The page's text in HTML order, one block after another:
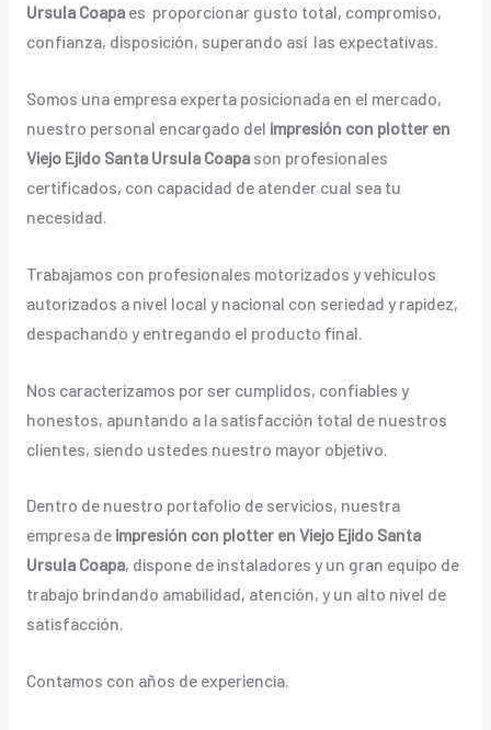
Ursula Coapaes proporcionar gusto total, compromiso,
confianza, disposición, superando así las expectativas.
Somos una empresa experta posicionada en el mercado,
nuestro personal encargado del impresión con plotter en
Viejo Ejido Santa Ursula Coapason profesionales
certificados, con capacidad de atender cual sea tu
necesidad.
Trabajamos con profesionales motorizados y vehículos
autorizados a nivel local y nacional con seriedad y rapidez,
despachando y entregando el producto final.
Nos caracterizamos por ser cumplidos, confiables y
honestos, apuntando a la satisfacción total de nuestros
clientes, siendo ustedes nuestro mayor objetivo.
Dentro de nuestro portafolio de servicios, nuestra
empresa de impresión con plotter en Viejo Ejido Santa
Ursula Coapa, dispone de instaladores y un gran equipo de
trabajo brindando amabilidad, atención, y un alto nivel de
satisfacción.
Contamos con años de experiencia.